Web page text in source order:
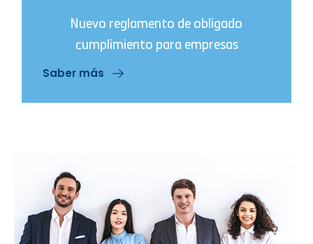
Nuevo reglamento de obligado
cumplimiento para empresas
Saber más